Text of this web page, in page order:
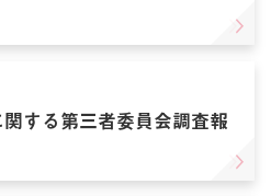
する第三者委員会調査報